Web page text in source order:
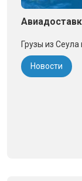
Грузы из
Новости